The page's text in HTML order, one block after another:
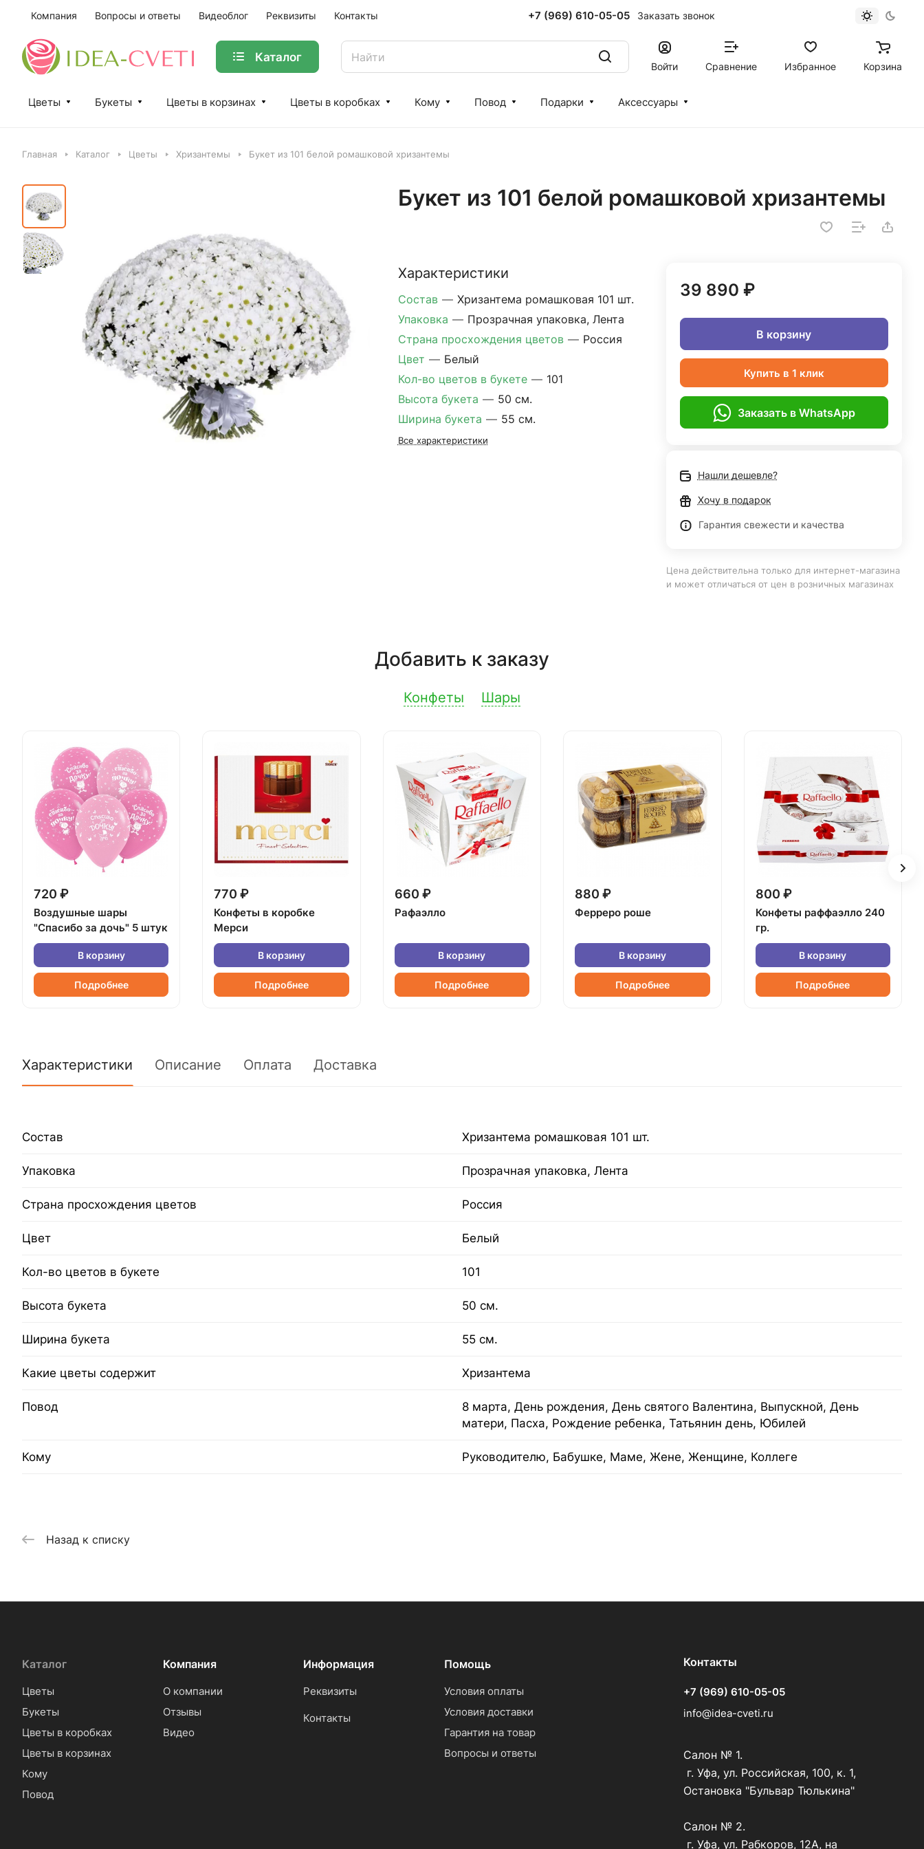
Компания Вопросы и ответы Видеоблог Реквизиты Контакты +7 (969) 610-05-05 Заказать звонок
Каталог
Войти Сравнение Избранное Корзина
Цветы Букеты Цветы в корзинах Цветы в коробках Кому Повод Подарки Аксессуары
Главная Каталог Цветы Хризантемы Букет из 101 белой ромашковой хризантемы
Букет из 101 белой ромашковой хризантемы
Характеристики
Состав — Хризантема ромашковая 101 шт.
Упаковка — Прозрачная упаковка, Лента
Страна просхождения цветов — Россия
Цвет — Белый
Кол-во цветов в букете — 101
Высота букета — 50 см.
Ширина букета — 55 см.
Все характеристики
39 890 ₽
В корзину
Купить в 1 клик
Заказать в WhatsApp
Нашли дешевле?
Хочу в подарок
Гарантия свежести и качества
Цена действительна только для интернет-магазина
и может отличаться от цен в розничных магазинах
Добавить к заказу
Конфеты Шары
720 ₽
Воздушные шары
"Спасибо за дочь" 5 штук
В корзину
Подробнее
770 ₽
Конфеты в коробке
Мерси
В корзину
Подробнее
660 ₽
Рафаэлло
В корзину
Подробнее
880 ₽
Ферреро роше
В корзину
Подробнее
800 ₽
Конфеты раффаэлло 240
гр.
В корзину
Подробнее
Характеристики Описание Оплата Доставка
Состав Хризантема ромашковая 101 шт.
Упаковка Прозрачная упаковка, Лента
Страна просхождения цветов Россия
Цвет Белый
Кол-во цветов в букете 101
Высота букета 50 см.
Ширина букета 55 см.
Какие цветы содержит Хризантема
Повод
8 марта, День рождения, День святого Валентина, Выпускной, День
матери, Пасха, Рождение ребенка, Татьянин день, Юбилей
Кому Руководителю, Бабушке, Маме, Жене, Женщине, Коллеге
Назад к списку
Каталог
Цветы
Букеты
Цветы в коробках
Цветы в корзинах
Кому
Повод
Компания
О компании
Отзывы
Видео
Информация
Реквизиты
Контакты
Помощь
Условия оплаты
Условия доставки
Гарантия на товар
Вопросы и ответы
Контакты
+7 (969) 610-05-05
info@idea-cveti.ru
Салон № 1.
г. Уфа, ул. Российская, 100, к. 1,
Остановка "Бульвар Тюлькина"
Салон № 2.
г. Уфа, ул. Рабкоров, 12А, на